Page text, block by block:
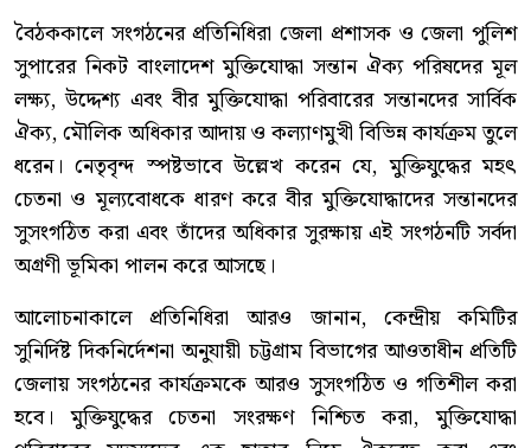
বৈঠককালে সংগঠনের প্রতিনিধিরা জেলা প্রশাসক ও জেলা পুলিশ
সুপারের নিকট বাংলাদেশ মুক্তিযোদ্ধা সন্তান ঐক্য পরিষদের মূল
লক্ষ্য, উদ্দেশ্য এবং বীর মুক্তিযোদ্ধা পরিবারের সন্তানদের সার্বিক
ঐক্য, মৌলিক অধিকার আদায় ও কল্যাণমুখী বিভিন্ন কার্যক্রম তুলে
ধরেন। নেতৃবৃন্দ স্পষ্টভাবে উল্লেখ করেন যে, মুক্তিযুদ্ধের মহৎ
চেতনা ও মূল্যবোধকে ধারণ করে বীর মুক্তিযোদ্ধাদের সন্তানদের
সুসংগঠিত করা এবং তাঁদের অধিকার সুরক্ষায় এই সংগঠনটি সর্বদা
অগ্রণী ভূমিকা পালন করে আসছে।
আলোচনাকালে প্রতিনিধিরা আরও জানান, কেন্দ্রীয় কমিটির
সুনির্দিষ্ট দিকনির্দেশনা অনুযায়ী চট্টগ্রাম বিভাগের আওতাধীন প্রতিটি
জেলায় সংগঠনের কার্যক্রমকে আরও সুসংগঠিত ও গতিশীল করা
হবে। মুক্তিযুদ্ধের চেতনা সংরক্ষণ নিশ্চিত করা, মুক্তিযোদ্ধা